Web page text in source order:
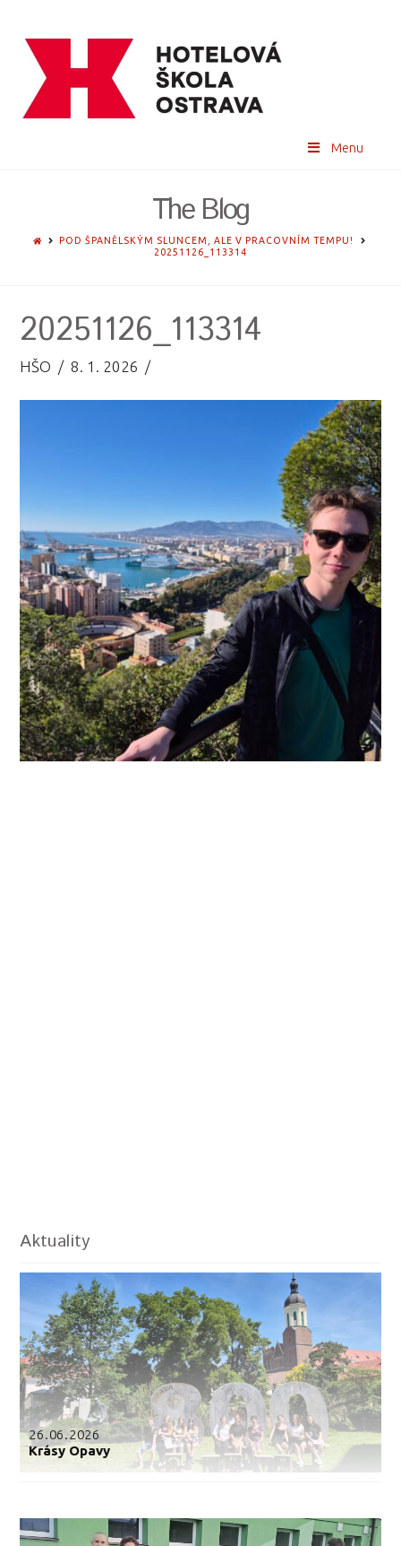
Menu
The Blog
HOMEPOD ŠPANĚLSKÝM SLUNCEM, ALE V PRACOVNÍM TEMPU!
20251126_113314
20251126_113314
HŠO 8. 1. 2026
Aktuality
26.06.2026
Krásy Opavy